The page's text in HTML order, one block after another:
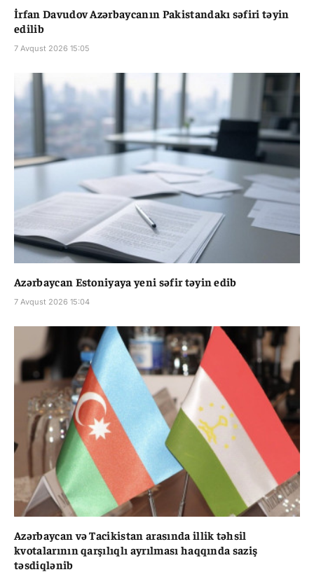
İrfan Davudov Azərbaycanın Pakistandakı səfiri təyin
edilib
7 Avqust 2026 15:05
Azərbaycan Estoniyaya yeni səfir təyin edib
7 Avqust 2026 15:04
Azərbaycan və Tacikistan arasında illik təhsil
kvotalarının qarşılıqlı ayrılması haqqında saziş
təsdiqlənib